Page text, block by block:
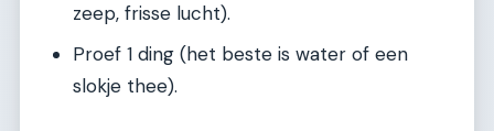
zeep, frisse lucht).
Proef 1 ding (het beste is water of een
slokje thee).